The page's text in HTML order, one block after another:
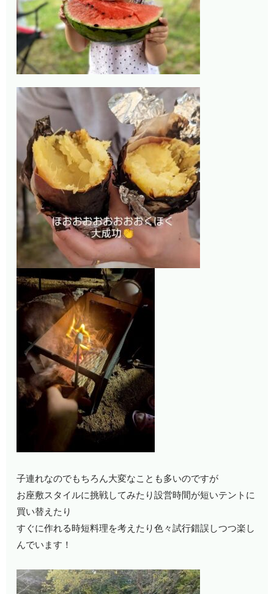
子連れなのでもちろん大変なことも多いのですが
お座敷スタイルに挑戦してみたり設営時間が短いテントに
買い替えたり
すぐに作れる時短料理を考えたり色々試行錯誤しつつ楽し
んでいます！